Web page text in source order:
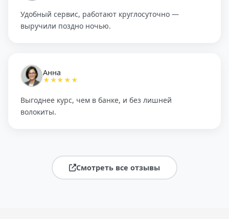
Удобный сервис, работают круглосуточно —
выручили поздно ночью.
Анна
★★★★★
Выгоднее курс, чем в банке, и без лишней
волокиты.
Смотреть все отзывы